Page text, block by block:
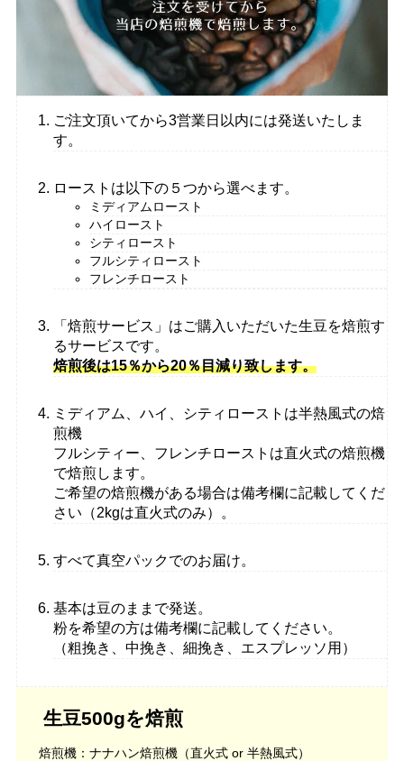
ご注文頂いてから3営業日以内には発送いたしま
す。
ローストは以下の５つから選べます。
ミディアムロースト
ハイロースト
シティロースト
フルシティロースト
フレンチロースト
「焙煎サービス」はご購入いただいた生豆を焙煎す
るサービスです。
焙煎後は15％から20％目減り致します。
ミディアム、ハイ、シティローストは半熱風式の焙
煎機
フルシティー、フレンチローストは直火式の焙煎機
で焙煎します。
ご希望の焙煎機がある場合は備考欄に記載してくだ
さい（2kgは直火式のみ）。
すべて真空パックでのお届け。
基本は豆のままで発送。
粉を希望の方は備考欄に記載してください。
（粗挽き、中挽き、細挽き、エスプレッソ用）
生豆500gを焙煎
焙煎機：ナナハン焙煎機（直火式 or 半熱風式）